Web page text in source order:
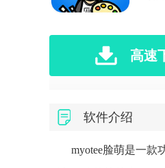
高速
软件介绍
myotee脸萌是一款